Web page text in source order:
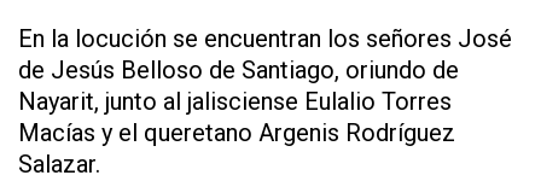
En la locución se encuentran los señores José
de Jesús Belloso de Santiago, oriundo de
Nayarit, junto al jalisciense Eulalio Torres
Macías y el queretano Argenis Rodríguez
Salazar.